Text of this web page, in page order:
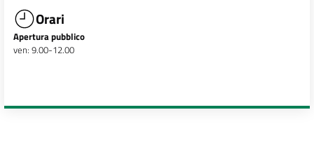
Orari
Apertura pubblico
ven: 9.00-12.00